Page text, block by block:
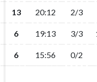
13 20:12 2/3
6 19:13 3/3
6 15:56 0/2
13 20:12 2/3
6 19:13 3/3
6 15:56 0/2